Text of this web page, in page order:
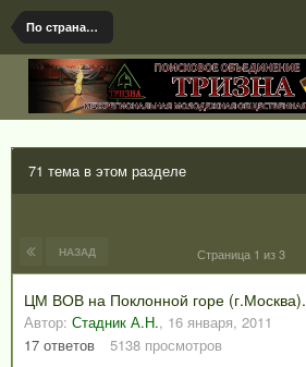
По странам и регионам
71 тема в этом разделе
НАЗАД Страница 1 из 3
ЦМ ВОВ на Поклонной горе (г.Москва).
Автор: Стадник А.Н., 16 января, 2011
17 ответов 5138 просмотров